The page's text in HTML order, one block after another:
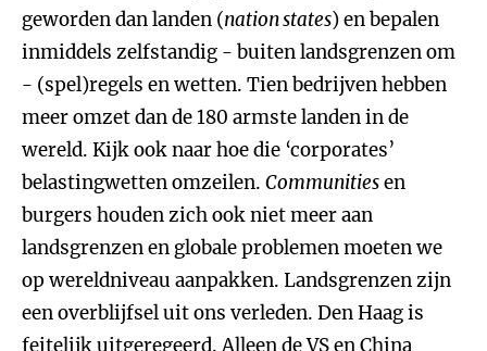
geworden dan landen (nation states) en bepalen
inmiddels zelfstandig - buiten landsgrenzen om
- (spel)regels en wetten. Tien bedrijven hebben
meer omzet dan de 180 armste landen in de
wereld. Kijk ook naar hoe die ‘corporates’
belastingwetten omzeilen. Communitiesen
burgers houden zich ook niet meer aan
landsgrenzen en globale problemen moeten we
op wereldniveau aanpakken. Landsgrenzen zijn
een overblijfsel uit ons verleden. Den Haag is
feitelijk uitgeregeerd. Alleen de VS en China